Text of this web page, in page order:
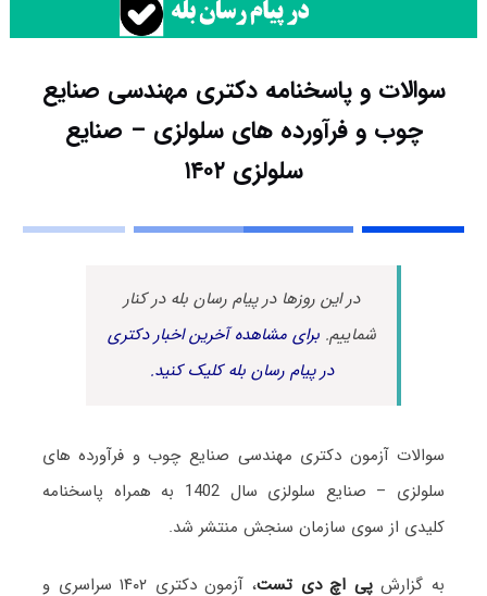
سوالات و پاسخنامه دکتری مهندسی صنایع
چوب و فرآورده های سلولزی – صنایع
سلولزی ۱۴۰۲
در این روزها در پیام رسان بله در کنار
شماییم.برای مشاهده آخرین اخبار دکتری
در پیام رسان بله کلیک کنید.
سوالات آزمون دکتری مهندسی صنایع چوب و فرآورده های
سلولزی – صنایع سلولزی سال 1402 به همراه پاسخنامه
کلیدی از سوی سازمان سنجش منتشر شد.
به گزارشپی اچ دی تست
، آزمون دکتری ۱۴۰۲ سراسری و